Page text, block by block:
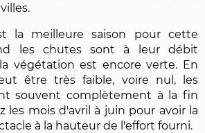
la meilleure saison pour cette
les chutes sont à leur débit
végétation est encore verte. En
être très faible, voire nul, les
souvent complètement à la fin
les mois d'avril à juin pour avoir la
à la hauteur de l'effort fourni.